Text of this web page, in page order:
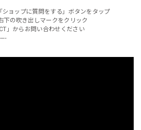
ショップに質問をする」ボタンをタップ
下の吹き出しマークをクリック
」からお問い合わせください